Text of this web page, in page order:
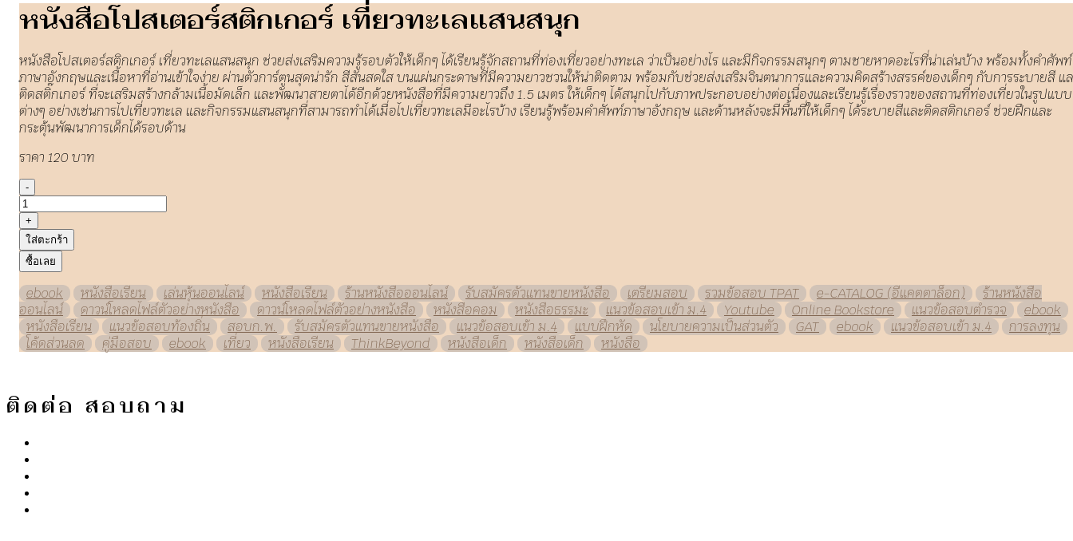
หนังสือโปสเตอร์สติกเกอร์ เที่ยวทะเลแสนสนุก
หนังสือโปสเตอร์สติกเกอร์ เที่ยวทะเลแสนสนุก ช่วยส่งเสริมความรู้รอบตัวให้เด็กๆ ได้เรียนรู้จักสถานที่ท่องเที่ยวอย่างทะเล ว่าเป็นอย่างไร และมีกิจกรรมสนุกๆ ตามชายหาดอะไรที่น่าเล่นบ้าง พร้อมทั้งคำศัพท์
ภาษาอังกฤษและเนื้อหาที่อ่านเข้าใจง่าย ผ่านตัวการ์ตูนสุดน่ารัก สีสันสดใส บนแผ่นกระดาษที่มีความยาวชวนให้น่าติดตาม พร้อมกับช่วยส่งเสริมจินตนาการและความคิดสร้างสรรค์ของเด็กๆ กับการระบายสี แ
ติดสติ๊กเกอร์ ที่จะเสริมสร้างกล้ามเนื้อมัดเล็ก และพัฒนาสายตาได้อีกด้วยหนังสือที่มีความยาวถึง 1.5 เมตร ให้เด็กๆ ได้สนุกไปกับภาพประกอบอย่างต่อเนื่องและเรียนรู้เรื่องราวของสถานที่ท่องเที่ยวในรูปแบบ
ต่างๆ อย่างเช่นการไปเที่ยวทะเล และกิจกรรมแสนสนุกที่สามารถทำได้เมื่อไปเที่ยวทะเลมีอะไรบ้าง เรียนรู้พร้อมคำศัพท์ภาษาอังกฤษ และด้านหลังจะมีพื้นที่ให้เด็กๆ ได้ระบายสีและติดสติกเกอร์ ช่วยฝึกและ
กระตุ้นพัฒนาการเด็กได้รอบด้าน
ราคา 120 บาท
-
+
ใส่ตะกร้า
ซื้อเลย
ebook หนังสือเรียน เล่นหุ้นออนไลน์ หนังสือเรียน ร้านหนังสือออนไลน์ รับสมัครตัวแทนขายหนังสือ เตรียมสอบ รวมข้อสอบ TPAT e-CATALOG (อีแคตตาล็อก)
ร้านหนังสือ
ออนไลน์
ดาวน์โหลดไฟล์ตัวอย่างหนังสือ ดาวน์โหลดไฟล์ตัวอย่างหนังสือ หนังสือคอม หนังสือธรรมะ แนวข้อสอบเข้า ม.4 Youtube Online Bookstore แนวข้อสอบตำรวจ
ebook
หนังสือเรียน
แนวข้อสอบท้องถิ่น สอบก.พ. รับสมัครตัวแทนขายหนังสือ แนวข้อสอบเข้า ม.4 แบบฝึกหัด นโยบายความเป็นส่วนตัว GAT ebook แนวข้อสอบเข้า ม.4
การลงทุน
โค้ดส่วนลด
คู่มือสอบ ebook เที่ยว หนังสือเรียน ThinkBeyond หนังสือเด็ก หนังสือเด็ก หนังสือ
ติดต่อ สอบถาม